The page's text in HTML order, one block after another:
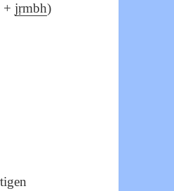
+jṛmbh)